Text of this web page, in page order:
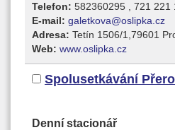
Telefon: 582360295 , 721 221
E-mail: galetkova@oslipka.cz
Adresa: Tetín 1506/1,79601
Web: www.oslipka.cz
Spolusetkávání
Denní stacionář